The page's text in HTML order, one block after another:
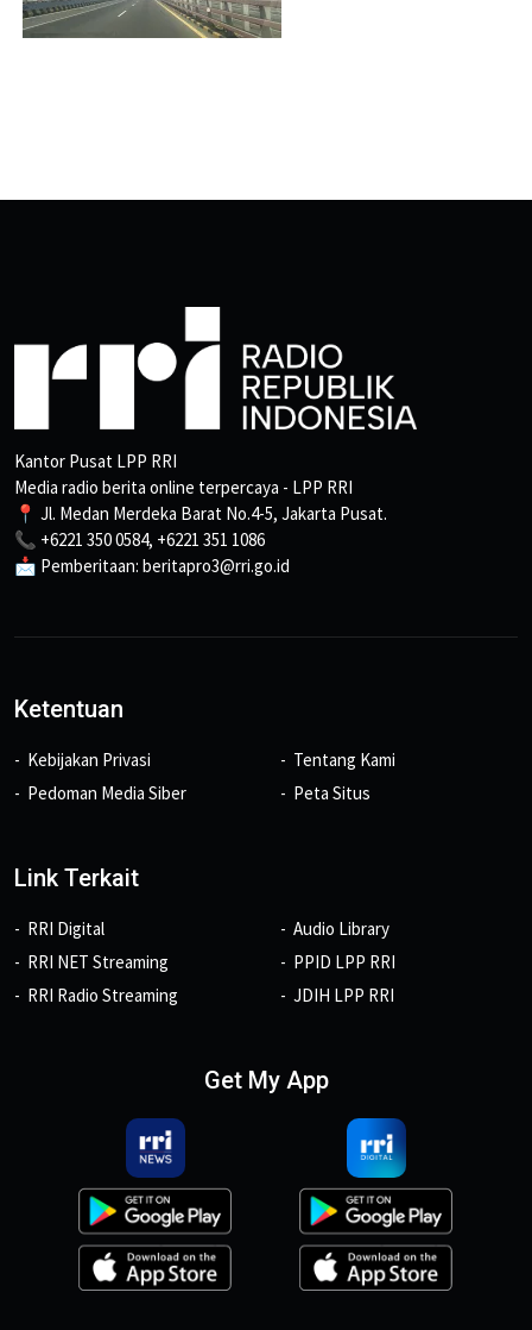
Kantor Pusat LPP RRI
Media radio berita online terpercaya - LPP RRI
📍 Jl. Medan Merdeka Barat No.4-5, Jakarta Pusat.
📞 +6221 350 0584, +6221 351 1086
📩 Pemberitaan: beritapro3@rri.go.id
Ketentuan
Kebijakan Privasi
Pedoman Media Siber
Tentang Kami
Peta Situs
Link Terkait
RRI Digital
RRI NET Streaming
RRI Radio Streaming
Audio Library
PPID LPP RRI
JDIH LPP RRI
Get My App